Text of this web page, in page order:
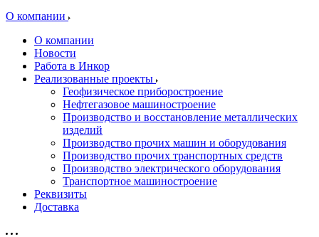
О компании
О компании
Новости
Работа в Инкор
Реализованные проекты
Геофизическое приборостроение
Нефтегазовое машиностроение
Производство и восстановление металлических
изделий
Производство прочих машин и оборудования
Производство прочих транспортных средств
Производство электрического оборудования
Транспортное машиностроение
Реквизиты
Доставка